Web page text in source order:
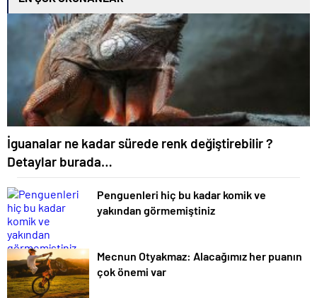
İguanalar ne kadar sürede renk değiştirebilir ?
Detaylar burada…
Penguenleri hiç bu kadar komik ve
yakından görmemiştiniz
Mecnun Otyakmaz: Alacağımız her puanın
çok önemi var